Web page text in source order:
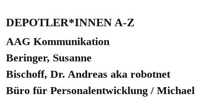
DEPOTLER*INNEN A-Z
AAG Kommunikation
Beringer, Susanne
Bischoff, Dr. Andreas aka robotnet
Büro für Personalentwicklung / Michael